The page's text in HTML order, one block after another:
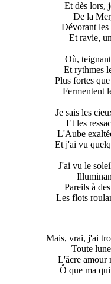
Et dès lors,
De la
Dévorant les
Et ravie,
Où,
Et rythmes
Plus fortes
Fermentent
Je sais les
Et les
L'Aube
Et j'ai vu
J'ai vu le
Pareils à
Les flots
Mais, vrai, j'ai
Toute
L'âcre amour
Ô que ma